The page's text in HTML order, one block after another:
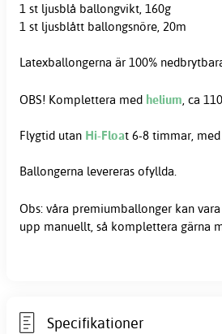
1 st ljusblå ballongvikt, 160g
1 st ljusblått ballongsnöre, 20m
Latexballongerna är 100%
OBS! Komplettera med helium, ca
Flygtid utan Hi-Float 6-8 timmar, med
Ballongerna levereras ofyllda.
Obs: våra premiumballonger kan
upp manuellt, så komplettera gärna
Specifikationer